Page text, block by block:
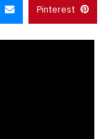
Pinterest